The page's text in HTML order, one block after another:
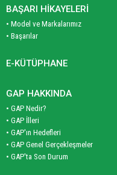
BAŞARI HİKAYELERİ
• Model ve Markalarımız
• Başarılar
E-KÜTÜPHANE
GAP HAKKINDA
• GAP Nedir?
• GAP İlleri
• GAP'ın Hedefleri
• GAP Genel Gerçekleşmeler
• GAP'ta Son Durum